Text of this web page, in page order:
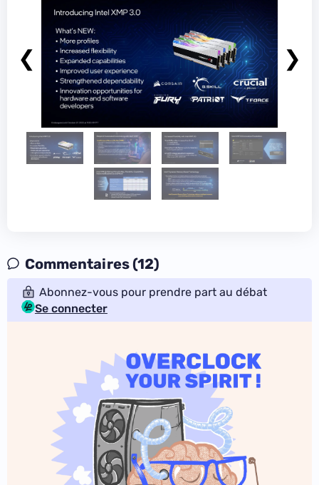
❮ ❯
Commentaires (12)
Abonnez-vous pour prendre part au débat
Se connecter